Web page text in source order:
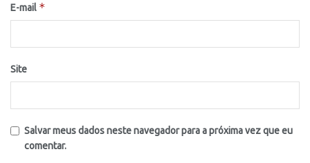
E-mail *
Site
Salvar meus dados neste navegador para a próxima vez que eu
comentar.